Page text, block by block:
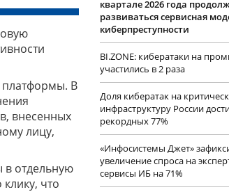
платформы. В
внесенных
лицу,
в отдельную
что
квартале 2026 года
развиваться сервисная
киберпреступности
BI.ZONE: кибератаки на
участились в 2 раза
Доля кибератак на
инфраструктуру России
рекордных 77%
«Инфосистемы Джет»
увеличение спроса на
сервисы ИБ на 71%